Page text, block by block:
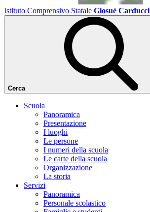
Istituto Comprensivo Statale Giosuè Carducci
Cerca
Scuola
Panoramica
Presentazione
I luoghi
Le persone
I numeri della scuola
Le carte della scuola
Organizzazione
La storia
Servizi
Panoramica
Personale scolastico